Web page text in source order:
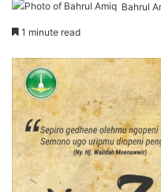
Bahrul
1 minute read